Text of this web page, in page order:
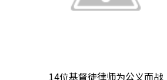
14位基督徒律师为公义而战